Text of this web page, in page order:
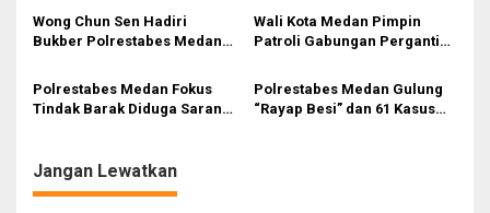
Mudik
Wong Chun Sen Hadiri
Bukber Polrestabes Medan,
Ramadan
Wali Kota Medan Pimpin
Patroli Gabungan Pergantian
Polrestabes Medan Fokus
Tindak Barak Diduga Sarang
Polrestabes Medan Gulung
“Rayap Besi” dan 61 Kasus
Jangan Lewatkan